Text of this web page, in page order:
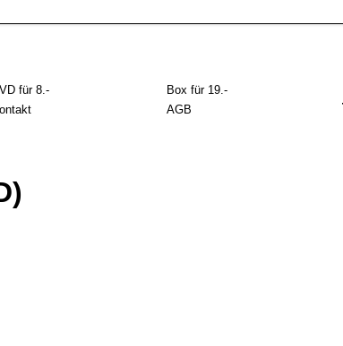
für 8.- Box für 19.-
AGB